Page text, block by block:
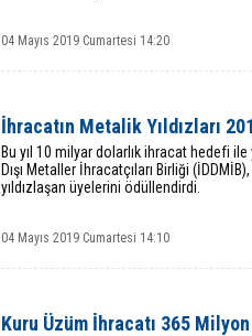
04 Mayıs 2019 Cumartesi 14:20
İhracatın Metalik Yıldızları
Bu yıl 10 milyar dolarlık ihracat hedefi
Dışı Metaller İhracatçıları Birliği
yıldızlaşan üyelerini ödüllendirdi.
04 Mayıs 2019 Cumartesi 14:10
Kuru Üzüm İhracatı 365